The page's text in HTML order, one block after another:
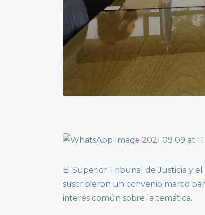
El Superior Tribunal de Justicia y
suscribieron un convenio marco
interés común sobre la temática.